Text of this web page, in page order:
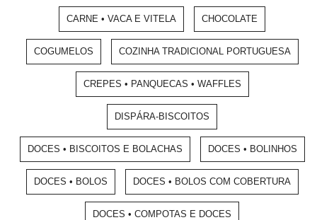
CARNE • VACA E VITELA CHOCOLATE
COGUMELOS COZINHA TRADICIONAL PORTUGUESA
CREPES • PANQUECAS • WAFFLES
DISPÁRA-BISCOITOS
DOCES • BISCOITOS E BOLACHAS DOCES • BOLINHOS
DOCES • BOLOS DOCES • BOLOS COM COBERTURA
DOCES • COMPOTAS E DOCES